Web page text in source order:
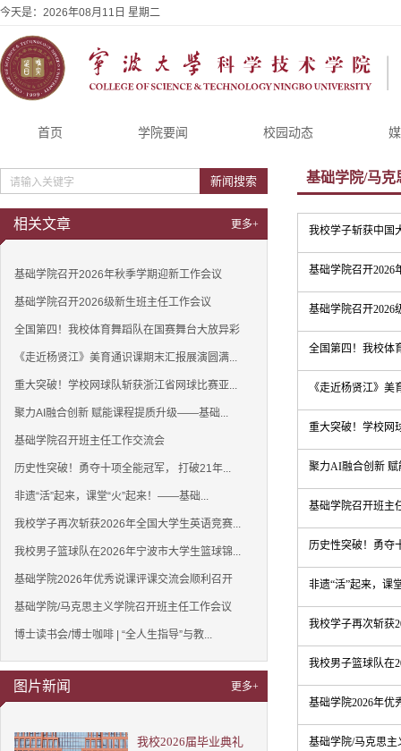
今天是： 2026年08月11日 星期二
首页 学院要闻 校园动态
新闻搜索
相关文章 更多+
基础学院召开2026年秋季学期迎新工作会议
基础学院召开2026级新生班主任工作会议
全国第四！我校体育舞蹈队在国赛舞台大放异彩
《走近杨贤江》美育通识课期末汇报展演圆满...
重大突破！学校网球队斩获浙江省网球比赛亚...
聚力AI融合创新 赋能课程提质升级——基础...
基础学院召开班主任工作交流会
历史性突破！勇夺十项全能冠军， 打破21年...
非遗“活”起来，课堂“火”起来！——基础...
我校学子再次斩获2026年全国大学生英语竞赛...
我校男子篮球队在2026年宁波市大学生篮球锦...
基础学院2026年优秀说课评课交流会顺利召开
基础学院/马克思主义学院召开班主任工作会议
博士读书会/博士咖啡 | “全人生指导”与教...
图片新闻 更多+
我校2026届毕业典礼
基础学院/马克
我校学子斩获中国
基础学院召开2026
基础学院召开2026
全国第四！我校体
《走近杨贤江》
重大突破！学校网
聚力AI融合创新
基础学院召开班主
历史性突破！勇夺
非遗“活”起来，课
我校学子再次斩获
我校男子篮球队在
基础学院2026年优
基础学院/马克思